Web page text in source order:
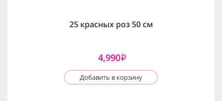
25 красных роз 50 см
4,990i
Добавить в корзину